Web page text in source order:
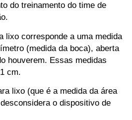
do treinamento do time de
lixo corresponde a uma medida
(medida da boca), aberta
houverem. Essas medidas
cm.
lixo (que é a medida da área
o dispositivo de